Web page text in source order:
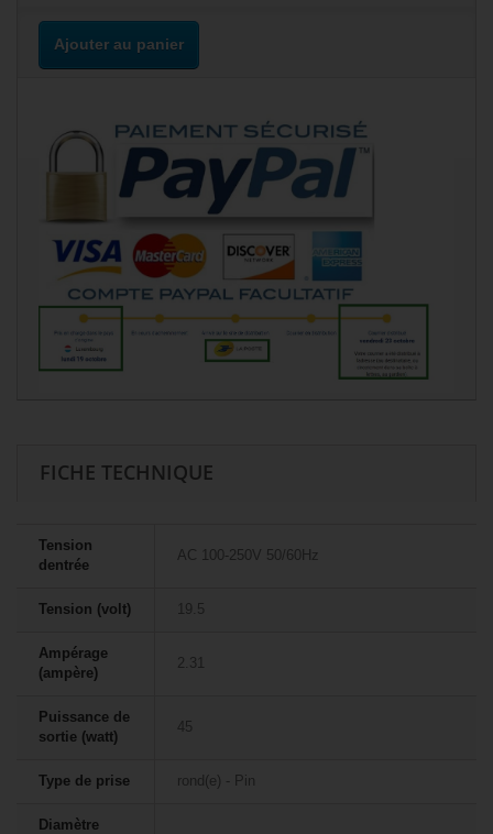
Ajouter au panier
FICHE TECHNIQUE
Tension
dentrée
AC 100-250V 50/60Hz
Tension (volt) 19.5
Ampérage
(ampère)
2.31
Puissance de
sortie (watt)
45
Type de prise rond(e) - Pin
Diamètre